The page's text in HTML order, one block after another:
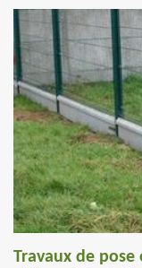
Travaux de